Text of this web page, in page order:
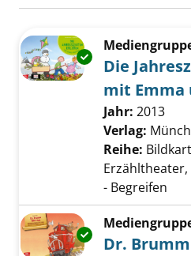
Zu den Suchfiltern springen
Exemplar-Details
Die
mit Emma
Suche nach
Jahr: 2013
Verlag:
Reihe:
Erzähltheater,
- Begreifen
Exemplar-Details
Dr.